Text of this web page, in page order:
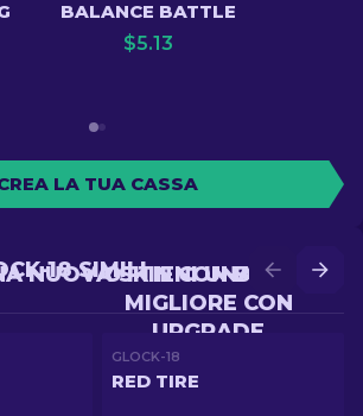
BALANCE BATTLE
$5.13
LA TUA CASSA
OTTIENI UNA SKIN
MIGLIORE CON
UPGRADE
NUOVA SKIN CON BATTLE
18 SIMILI
GLOCK-18
RED TIRE